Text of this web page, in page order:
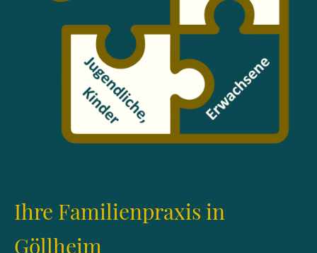
Ihre Familienpraxis in
Göllheim